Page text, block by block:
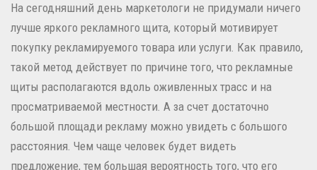
На сегодняшний день маркетологи не придумали ничего
лучше яркого рекламного щита, который мотивирует
покупку рекламируемого товара или услуги. Как правило,
такой метод действует по причине того, что рекламные
щиты располагаются вдоль оживленных трасс и на
просматриваемой местности. А за счет достаточно
большой площади рекламу можно увидеть с большого
расстояния. Чем чаще человек будет видеть
предложение, тем большая вероятность того, что его